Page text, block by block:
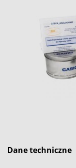
Dane techniczne